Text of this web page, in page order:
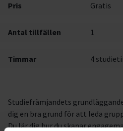
Pris Gratis
Antal tillfällen 1
Timmar 4
Studiefrämjandets
dig en bra grund för att leda
Du lär dig hur du skapar